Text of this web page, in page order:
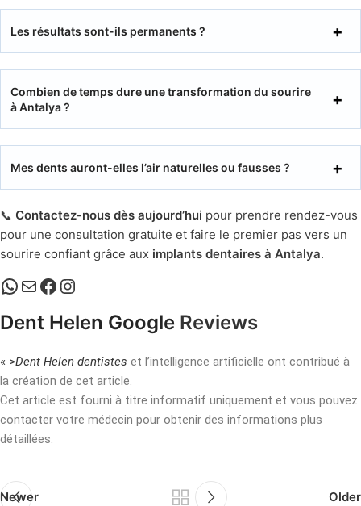
Les résultats sont-ils permanents ?
Combien de temps dure une transformation du sourire
à Antalya ?
Mes dents auront-elles l’air naturelles ou fausses ?
📞 Contactez-nous dès aujourd’hui pour prendre rendez-vous
pour une consultation gratuite et faire le premier pas vers un
sourire confiant grâce aux implants dentaires à Antalya.
Dent Helen Google Reviews
« >Dent Helen dentistes et l’intelligence artificielle ont contribué à
la création de cet article.
Cet article est fourni à titre informatif uniquement et vous pouvez
contacter votre médecin pour obtenir des informations plus
détaillées.
Newer Older